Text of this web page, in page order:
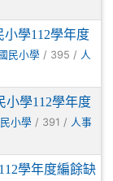
學112學年度
民小學 / 395 / 人
小學112學年度
小學 / 391 / 人事
學年度編餘缺